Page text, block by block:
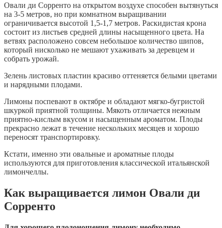
Овали ди Сорренто на открытом воздухе способен вытянуться
на 3-5 метров, но при комнатном выращивании
ограничивается высотой 1,5-1,7 метров. Раскидистая крона
состоит из листьев средней длины насыщенного цвета. На
ветвях расположено совсем небольшое количество шипов,
который нисколько не мешают ухаживать за деревцем и
собрать урожай.
Зелень листовых пластин красиво оттеняется белыми цветами
и нарядными плодами.
Лимоны поспевают в октябре и обладают мягко-бугристой
шкуркой приятной толщины. Мякоть отличается нежным
приятно-кислым вкусом и насыщенным ароматом. Плоды
прекрасно лежат в течение нескольких месяцев и хорошо
переносят транспортировку.
Кстати, именно эти овальные и ароматные плоды
используются для приготовления классической итальянской
лимончеллы.
Как выращивается лимон Овали ди
Сорренто